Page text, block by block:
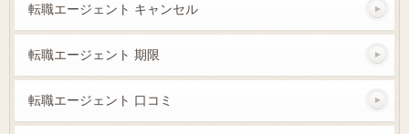
転職エージェント キャンセル
転職エージェント 期限
転職エージェント 口コミ